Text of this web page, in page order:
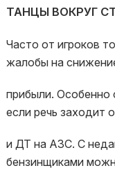
ТАНЦЫ ВОКРУГ
Часто от игроков
жалобы на
прибыли.
если речь заходит
и ДТ на АЗС. С
бензинщиками